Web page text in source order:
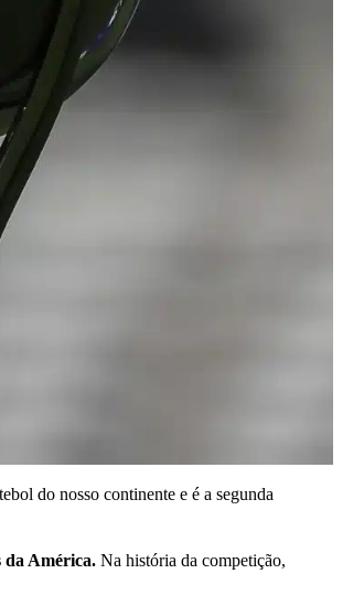
do nosso continente e é a segunda
da América. Na história da competição,